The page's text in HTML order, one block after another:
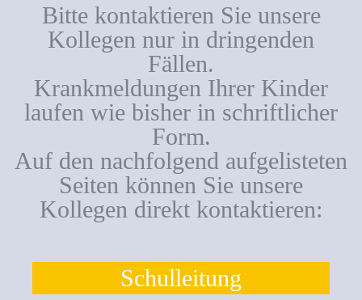
Bitte kontaktieren Sie unsere
Kollegen nur in dringenden
Fällen.
Krankmeldungen Ihrer Kinder
laufen wie bisher in schriftlicher
Form.
Auf den nachfolgend aufgelisteten
Seiten können Sie unsere
Kollegen direkt kontaktieren:
Schulleitung